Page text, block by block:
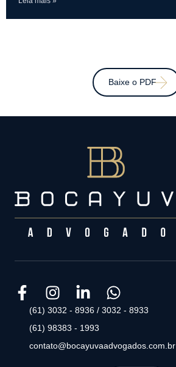
Baixe o PDF
(61) 3032 - 8936 / 3032 - 8933
(61) 98383 - 1993
contato@bocayuvaadvogados.com.br